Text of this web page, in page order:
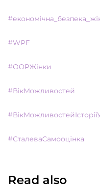
#WPF
#ООРЖінки
#ВікМожливостей
#СталеваСамооцінка
Read also